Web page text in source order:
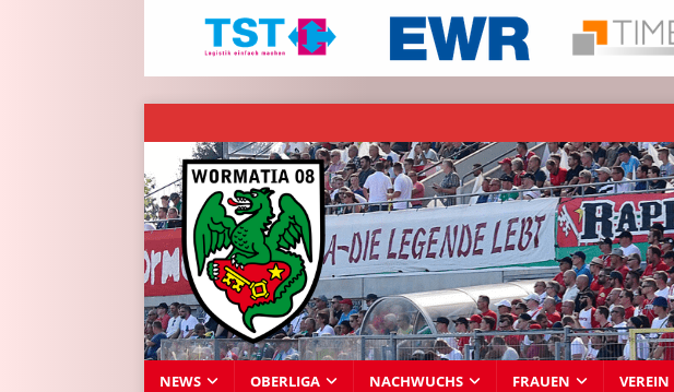
NEWS OBERLIGA NACHWUCHS FRAUEN VEREIN